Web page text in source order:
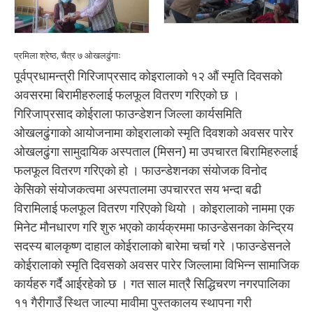
प्रमिला श्रेष्ठ, चैत्र ७ ओखलढुंगाः
पूर्वप्रधामन्त्री गिरिजाप्रसाद कोइरालाको १२ औं स्मृति दिवसको
अवसरमा बिरामीहरुलाई फलफूल वितरण गरिएको छ ।
गिरिजाप्रसाद कोईराला फाउन्डेशन जिल्ला कार्यसमिति
ओखलढुंगाको आयोजनामा कोइरालाको स्मृति दिवशको अवसर पारेर
ओखलढुंगा सामुदायिक अस्पताल (मिसन) मा उपचारत बिरामिहरुलाई
फलफूल वितरण गरिएको हो । फाउन्डेशनका संयोजक विनोद
केसिको संयोजकत्वमा अस्पतालमा उपचाररत सय भन्दा बढी
विरामिलाई फलफूल वितरण गरिएको थियो । कोइरालाको नाममा एक
मिनेट मौनधारण गरि शुरु भएको कार्यक्रममा फाउन्डेसनका केन्द्रिय
सदस्य बालकृष्ण दाहाल कोईरालाको बारेमा चर्चा गरे ।फाउन्डेसनले
कोईरालाको स्मृति दिवसको अवसर पारेर जिल्लामा विभिन्न सामाजिक
कार्यहरु गर्दै आईरहेको छ । गत साल मात्रै सिद्धिचरण नगरपालिका
११ गैरीगाउँ स्थित जाल्पा मावीमा पुस्तकालय स्थापना गरी